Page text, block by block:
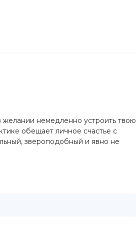
желании немедленно устроить твою
обещает личное счастье с
звероподобный и явно не